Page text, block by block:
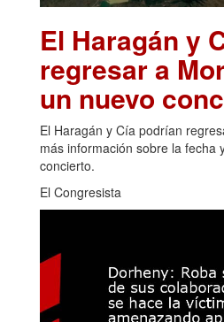
El Haragán y
regresar a
un nuevo
El Haragán y Cía podrían
más información sobre la fecha
concierto.
El Congresista